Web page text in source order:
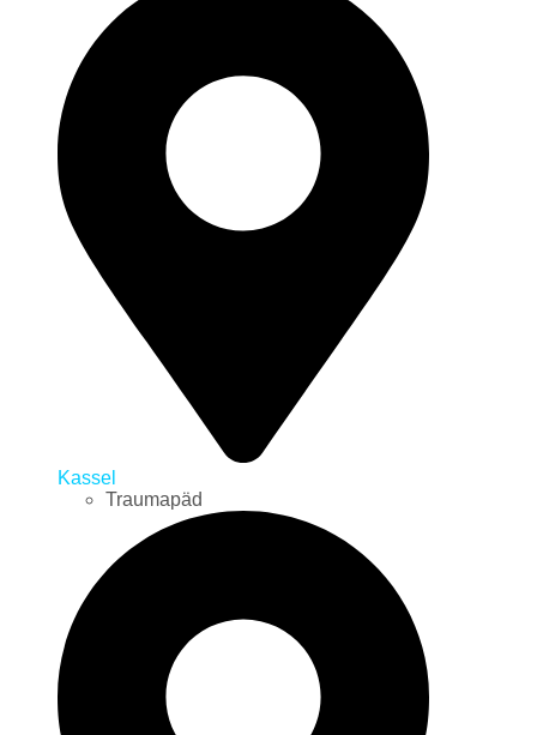
Kassel
Traumapäd